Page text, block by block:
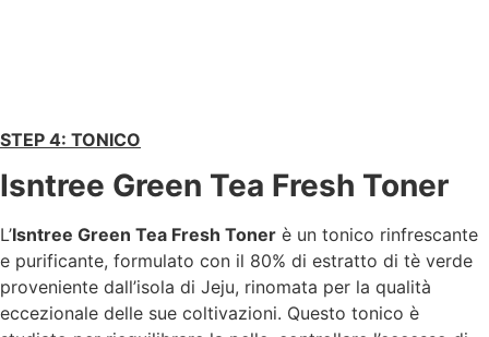
STEP 4: TONICO
Isntree Green Tea Fresh Toner
L’Isntree Green Tea Fresh Toner è un tonico rinfrescante
e purificante, formulato con il 80% di estratto di tè verde
proveniente dall’isola di Jeju, rinomata per la qualità
eccezionale delle sue coltivazioni. Questo tonico è